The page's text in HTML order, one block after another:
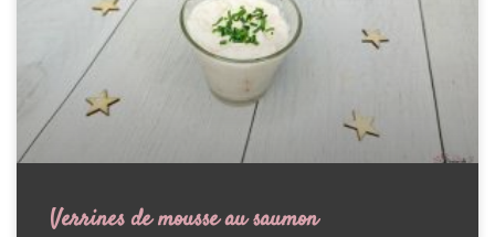
Verrines de mousse au saumon